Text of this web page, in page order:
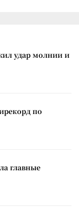
удар молнии и
по
главные